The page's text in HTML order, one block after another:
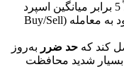
از یک آستانه بحرانی (مثلاً 5 برابر میانگین اسپرد
روزانه) فراتر رفت، تمام منطق ورود به معامله (Buy/Sell
کند که حد ضرر به‌روز
بسیار شدید محافظت